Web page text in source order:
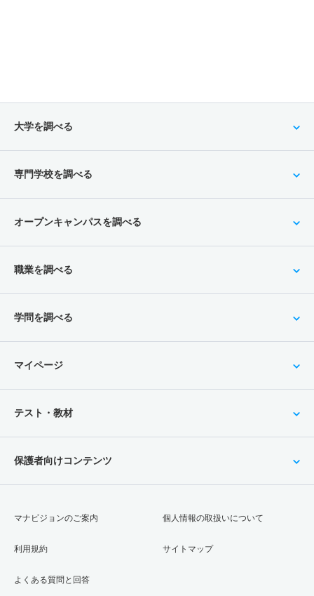
大学を調べる
専門学校を調べる
オープンキャンパスを調べる
職業を調べる
学問を調べる
マイページ
テスト・教材
保護者向けコンテンツ
マナビジョンのご案内
利用規約
よくある質問と回答
個人情報の取扱いについて
サイトマップ